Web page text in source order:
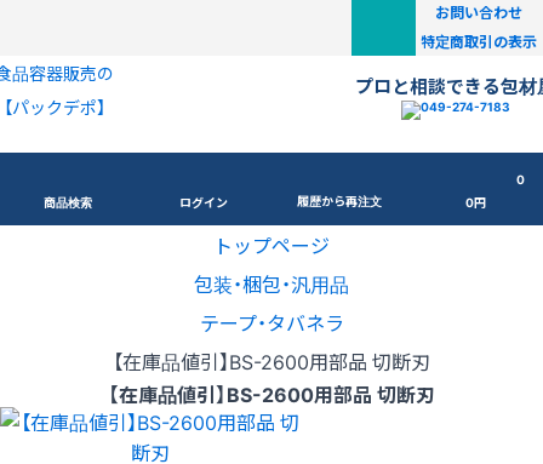
お問い合わせ
特定商取引の表示
品容器販売の
【パックデポ】
プロと相談できる包材
商品検索 ログイン 履歴から再注文
0
0円
トップページ
包装・梱包・汎用品
テープ・タバネラ
【在庫品値引】BS-2600用部品 切断刃
【在庫品値引】BS-2600用部品 切断刃